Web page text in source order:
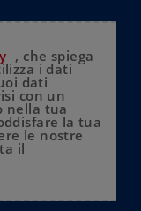
, che spiega
i dati
dati
con un
nella tua
la tua
le nostre
il